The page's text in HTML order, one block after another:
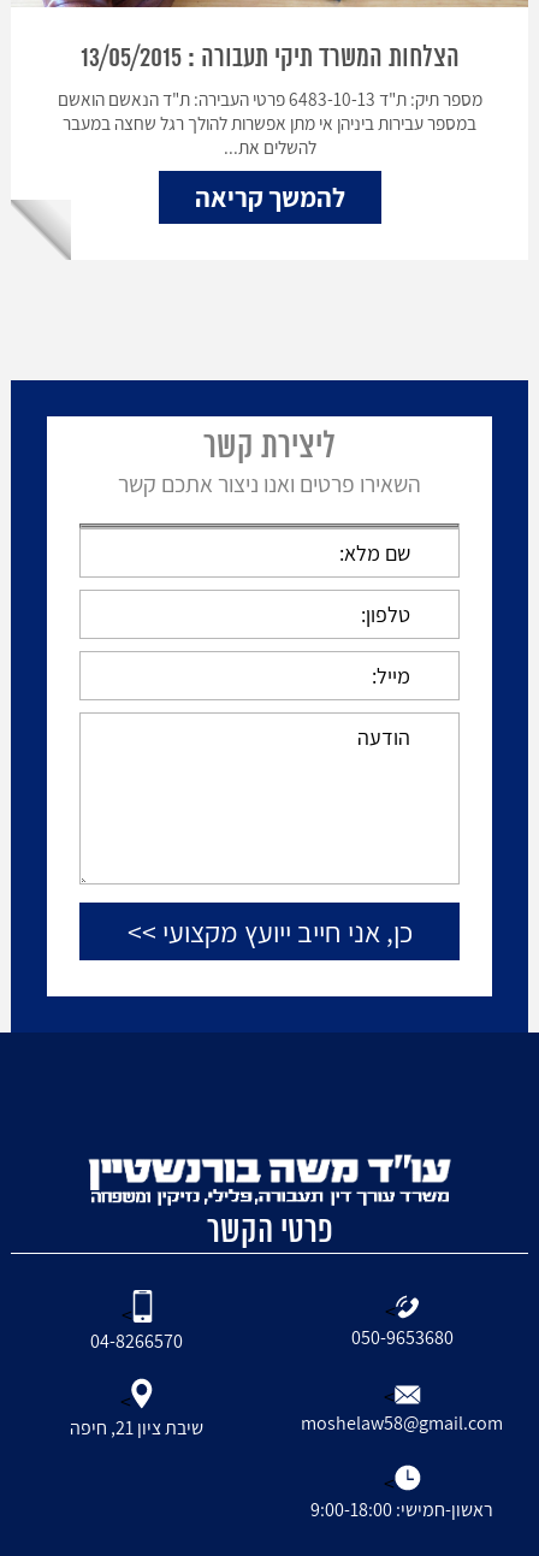
הצלחות המשרד תיקי תעבורה : 13/05/2015
מספר תיק: ת"ד 6483-10-13 פרטי העבירה: ת"ד הנאשם הואשם
במספר עבירות ביניהן אי מתן אפשרות להולך רגל שחצה במעבר
להשלים את...
להמשך קריאה
ליצירת קשר
השאירו פרטים ואנו ניצור אתכם קשר
פרטי הקשר
>
050-9653680
>
04-8266570
>
moshelaw58@gmail.com
>
שיבת ציון 21, חיפה
>
ראשון-חמישי: 9:00-18:00